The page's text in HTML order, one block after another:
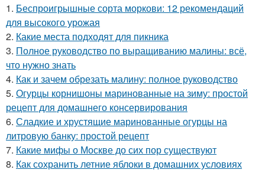
1. Беспроигрышные сорта моркови: 12 рекомендаций
для высокого урожая
2. Какие места подходят для пикника
3. Полное руководство по выращиванию малины: всё,
что нужно знать
4. Как и зачем обрезать малину: полное руководство
5. Огурцы корнишоны маринованные на зиму: простой
рецепт для домашнего консервирования
6. Сладкие и хрустящие маринованные огурцы на
литровую банку: простой рецепт
7. Какие мифы о Москве до сих пор существуют
8. Как сохранить летние яблоки в домашних условиях